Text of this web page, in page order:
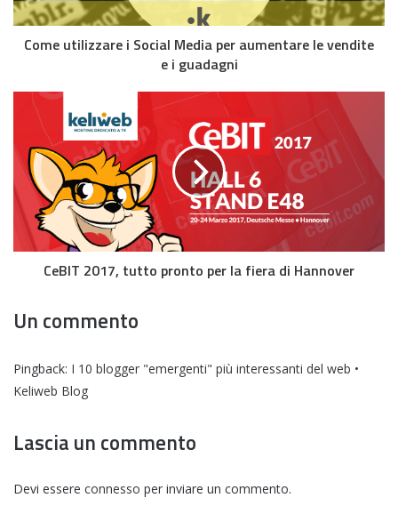
Come utilizzare i Social Media per aumentare le vendite
e i guadagni
CeBIT 2017, tutto pronto per la fiera di Hannover
Un commento
Pingback: I 10 blogger "emergenti" più interessanti del web •
Keliweb Blog
Lascia un commento
Devi essere connesso per inviare un commento.